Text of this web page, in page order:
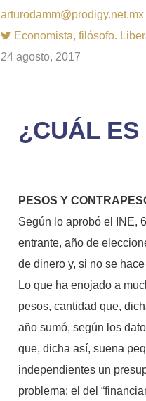
arturodamm@prodigy.net.mx
Economista, filósofo.
24 agosto, 2017
¿CUÁL
PESOS Y
Según lo aprobó el INE,
entrante, año de
de dinero y, si no se
Lo que ha enojado a
pesos, cantidad que,
año sumó, según los
que, dicha así, suena
independientes un
problema: el del